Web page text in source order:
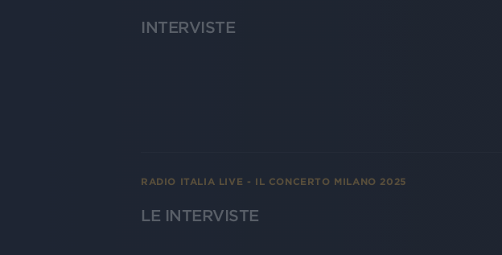
INTERVISTE
RADIO ITALIA LIVE - IL CONCERTO MILANO 2025
LE INTERVISTE